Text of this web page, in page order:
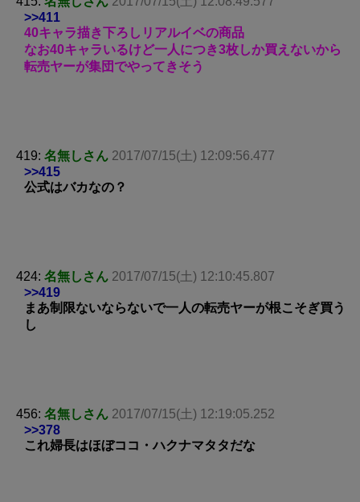
>>411
40キャラ描き下ろしリアルイベの商品
なお40キャラいるけど一人につき3枚しか買えないから
転売ヤーが集団でやってきそう
419: 名無しさん 2017/07/15(土) 12:09:56.477
>>415
公式はバカなの？
424: 名無しさん 2017/07/15(土) 12:10:45.807
>>419
まあ制限ないならないで一人の転売ヤーが根こそぎ買う
し
456: 名無しさん 2017/07/15(土) 12:19:05.252
>>378
これ婦長はほぼココ・ハクナマタタだな